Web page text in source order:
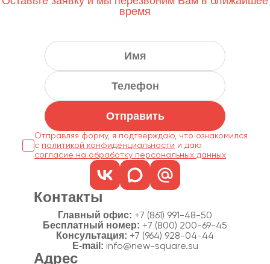
время
Отправить
Отправляя форму, я подтверждаю, что ознакомился
с политикой конфиденциальности
согласие на обработку персональных данных
Контакты
Главный офис: +7 (861) 991-48-50
Бесплатный номер: +7 (800) 200-69-45
Консультация: +7 (964) 928-04-44
E-mail: info@new-square.su
Адрес